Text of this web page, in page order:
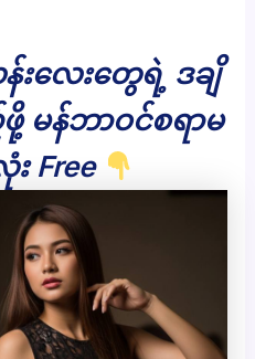
းလေးတွေရဲ့ ဒချိ
မန်ဘာဝင်စရာမ
Free